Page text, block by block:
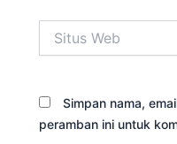
Web
Simpan nama,
peramban ini untuk